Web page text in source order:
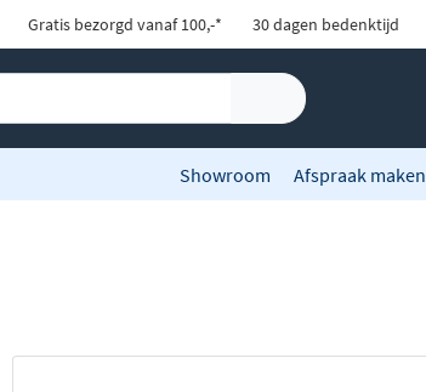
Gratis bezorgd vanaf 100,-* 30 dagen bedenktijd
Showroom Afspraak maken